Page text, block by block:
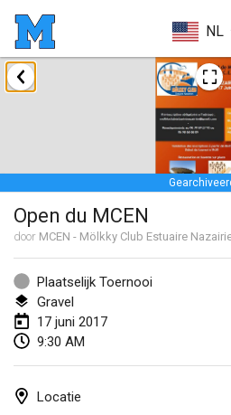
NL
Open du MCEN
door MCEN - Mölkky Club Estuaire
Plaatselijk Toernooi
Gravel
17 juni 2017
9:30 AM
Locatie
april 2017
Le tournoi du Printemps
Frankrijk
Tournoi de l'AS St Aignan
8 apr. 2017|Frankrijk
Cluny Mölkky Open
8 apr. 2017|Frankrijk
Poikkitieteellinen Mölkky
24 apr. 2017
29 apr. 2017